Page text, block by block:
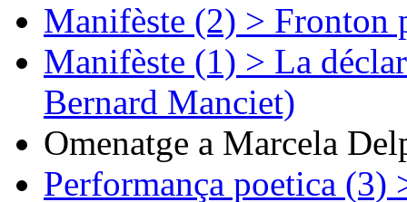
Manifèste (2) > Fronton
Manifèste (1) > La
Bernard Manciet)
Omenatge a Marcela
Performança poetica (3)